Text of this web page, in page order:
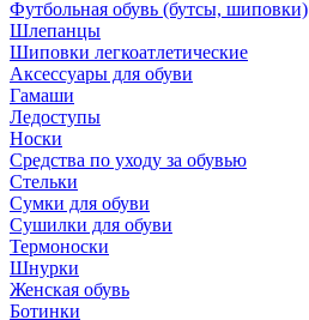
Футбольная обувь (бутсы, шиповки)
Шлепанцы
Шиповки легкоатлетические
Аксессуары для обуви
Гамаши
Ледоступы
Носки
Средства по уходу за обувью
Стельки
Сумки для обуви
Сушилки для обуви
Термоноски
Шнурки
Женская обувь
Ботинки